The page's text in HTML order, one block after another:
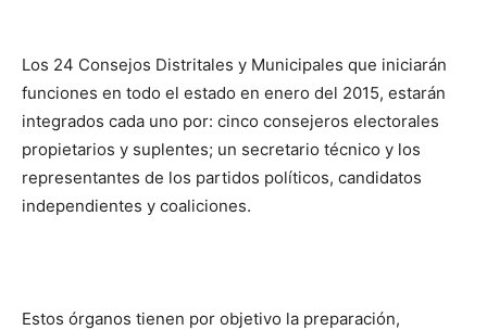
Los 24 Consejos Distritales y Municipales que iniciarán
funciones en todo el estado en enero del 2015, estarán
integrados cada uno por: cinco consejeros electorales
propietarios y suplentes; un secretario técnico y los
representantes de los partidos políticos, candidatos
independientes y coaliciones.
Estos órganos tienen por objetivo la preparación,